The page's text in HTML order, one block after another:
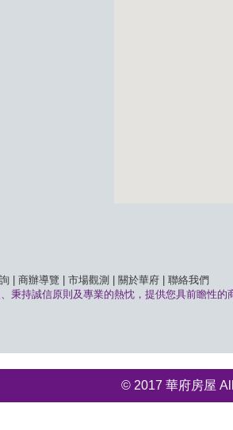
商辦導覽 市場觀測 關於華府
聯絡我們
秉持誠信原則及專業的熱忱，提供您具前瞻性的
© 2017 華府房屋